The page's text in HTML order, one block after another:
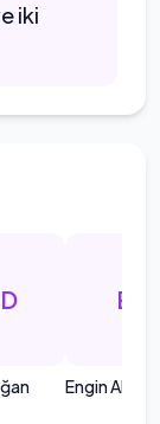
iki
EA
Engin Alan